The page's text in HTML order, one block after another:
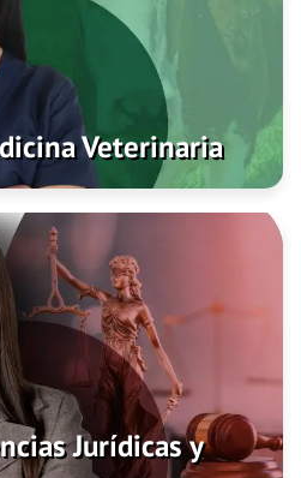
Veterinaria
Jurídicas y
Jurídicas y Políticas